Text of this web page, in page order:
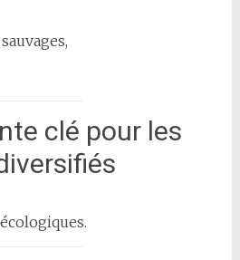
clé pour les